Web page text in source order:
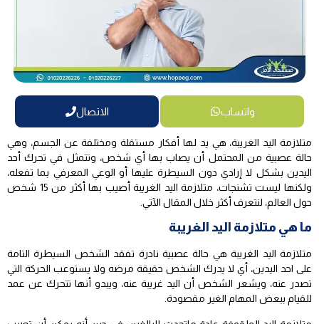
واتساب الاتصال
متلازمة اليد الغريبة، هي يد لها أفكار مستقلة ومختلفة عن الجسم، وهي
حالة عصبية من المحتمل أن يصاب بها أي شخص، وتتمثل في تحرك أحد
اليدين بشكل لا إرادي دون السيطرة عليها أو الوعي المعرفي بما تفعله،
ولكنها ليست تشنجات، متلازمة اليد الغريبة أصيب بها أكثر من 15 شخص
حول العالم، لنتعرف أكثر خلال المقال الآتي.
ما هي متلازمة اليد الغريبة
متلازمة اليد الغريبة هي حالة عصبية نادرة تفقد الشخص السيطرة التامة
على احد اليدين، أي لا يدرك الشخص حقيقة مرضه ولا يستوعب الحركة التي
تصدر عنه، ويشعر الشخص أن اليد غريبة عنه، ويبدو أنها تتحرك عن عمد
للقيام ببعض المهام الغير مقصودة.